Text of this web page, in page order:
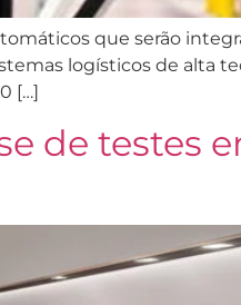
que serão
logísticos de alta
[…]
de testes